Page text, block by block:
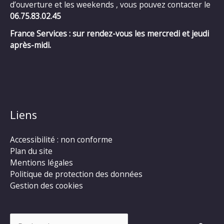
d’ouverture et les weekends , vous pouvez contacter le
06.75.83.02.45
France Services : sur rendez-vous les mercredi et jeudi
après-midi.
Liens
Accessibilité : non conforme
Plan du site
Mentions légales
Politique de protection des données
Gestion des cookies